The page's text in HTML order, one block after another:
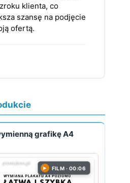
klienta, co
szansę na podjęcie
ofertą.
grafikę A4
▶ FILM · 00:06